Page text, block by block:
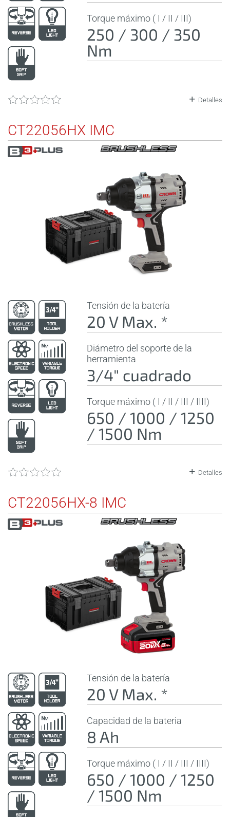
Torque máximo ( I / II / III)
250 / 300 / 350
Nm
Detalles
CT22056HX IMC
Tensión de la batería
20 V Max. *
Diámetro del soporte de la
herramienta
3/4" cuadrado
Torque máximo ( I / II / III / IIII)
650 / 1000 / 1250
/ 1500 Nm
Detalles
CT22056HX-8 IMC
Tensión de la batería
20 V Max. *
Capacidad de la bateria
8 Ah
Torque máximo ( I / II / III / IIII)
650 / 1000 / 1250
/ 1500 Nm